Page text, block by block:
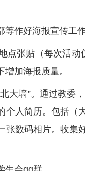
作好海报宣传工作
点张贴（每次活
加海报质量。
大墙”。通过教委
个人简历。包括（
张数码相片。收集